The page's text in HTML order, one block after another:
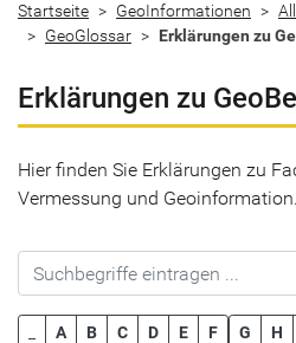
Startseite GeoInformationen
GeoGlossar
Erklärungen zu
Erklärungen zu
Hier finden Sie Erklärungen zu
Vermessung und Geoinformation.
A B C D E F G H